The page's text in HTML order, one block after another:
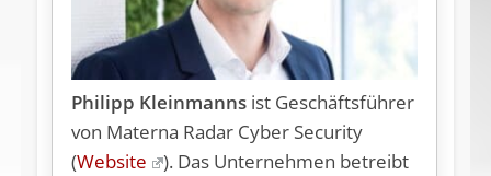
Philipp Kleinmanns ist Geschäftsführer
von Materna Radar Cyber Security
(Website
). Das Un­ter­neh­men be­treibt